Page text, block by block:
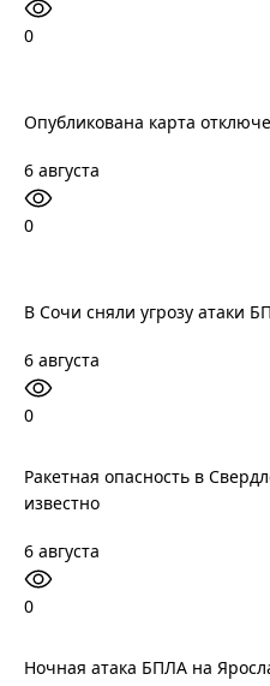
0
Опубликована карта
6 августа
0
В Сочи сняли угрозу атаки
6 августа
0
Ракетная опасность в
известно
6 августа
0
Ночная атака БПЛА на